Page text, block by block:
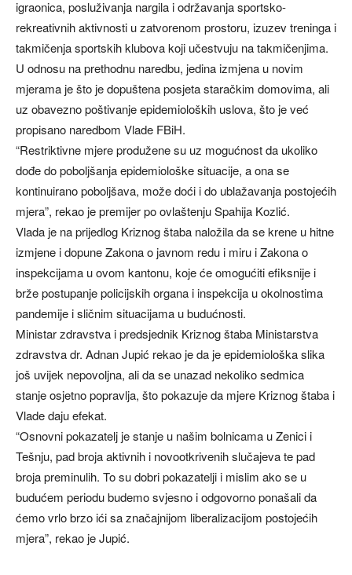
igraonica, posluživanja nargila i održavanja sportsko-
rekreativnih aktivnosti u zatvorenom prostoru, izuzev treninga i
takmičenja sportskih klubova koji učestvuju na takmičenjima.
U odnosu na prethodnu naredbu, jedina izmjena u novim
mjerama je što je dopuštena posjeta staračkim domovima, ali
uz obavezno poštivanje epidemioloških uslova, što je već
propisano naredbom Vlade FBiH.
“Restriktivne mjere produžene su uz mogućnost da ukoliko
dođe do poboljšanja epidemiološke situacije, a ona se
kontinuirano poboljšava, može doći i do ublažavanja postojećih
mjera”, rekao je premijer po ovlaštenju Spahija Kozlić.
Vlada je na prijedlog Kriznog štaba naložila da se krene u hitne
izmjene i dopune Zakona o javnom redu i miru i Zakona o
inspekcijama u ovom kantonu, koje će omogućiti efiksnije i
brže postupanje policijskih organa i inspekcija u okolnostima
pandemije i sličnim situacijama u budućnosti.
Ministar zdravstva i predsjednik Kriznog štaba Ministarstva
zdravstva dr. Adnan Jupić rekao je da je epidemiološka slika
još uvijek nepovoljna, ali da se unazad nekoliko sedmica
stanje osjetno popravlja, što pokazuje da mjere Kriznog štaba i
Vlade daju efekat.
“Osnovni pokazatelj je stanje u našim bolnicama u Zenici i
Tešnju, pad broja aktivnih i novootkrivenih slučajeva te pad
broja preminulih. To su dobri pokazatelji i mislim ako se u
budućem periodu budemo svjesno i odgovorno ponašali da
ćemo vrlo brzo ići sa značajnijom liberalizacijom postojećih
mjera”, rekao je Jupić.